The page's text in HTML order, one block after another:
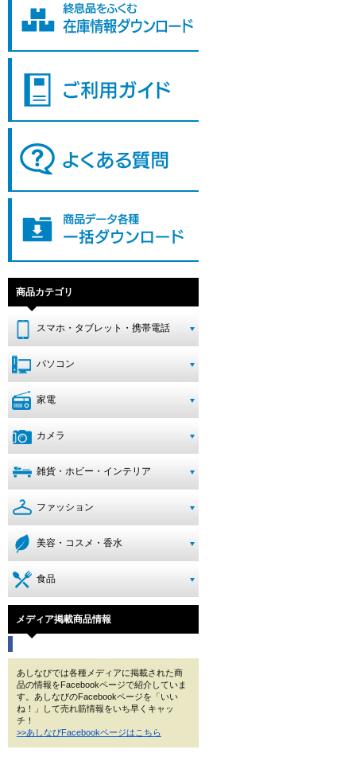
商品カテゴリ
スマホ・タブレット・携帯電話
パソコン
家電
カメラ
雑貨・ホビー・インテリア
ファッション
美容・コスメ・香水
食品
メディア掲載商品情報
あしなびでは各種メディアに掲載された商
品の情報をFacebookページで紹介していま
す。あしなびのFacebookページを「いい
ね！」して売れ筋情報をいち早くキャッ
チ！
>>あしなびFacebookページはこちら